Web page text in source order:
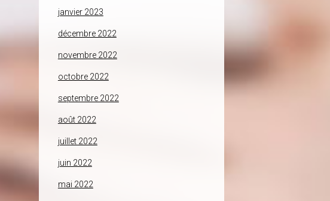
janvier 2023
décembre 2022
novembre 2022
octobre 2022
septembre 2022
août 2022
juillet 2022
juin 2022
mai 2022